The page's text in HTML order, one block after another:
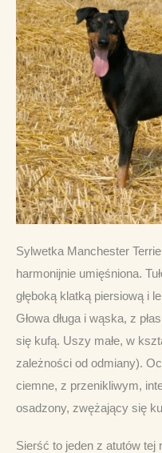
Sylwetka Manchester
harmonijnie umięśniona.
głęboką klatką piersiową i
Głowa długa i wąska, z
się kufą. Uszy małe, w
zależności od odmiany).
ciemne, z przenikliwym,
osadzony, zwężający się
Sierść to jeden z atutów